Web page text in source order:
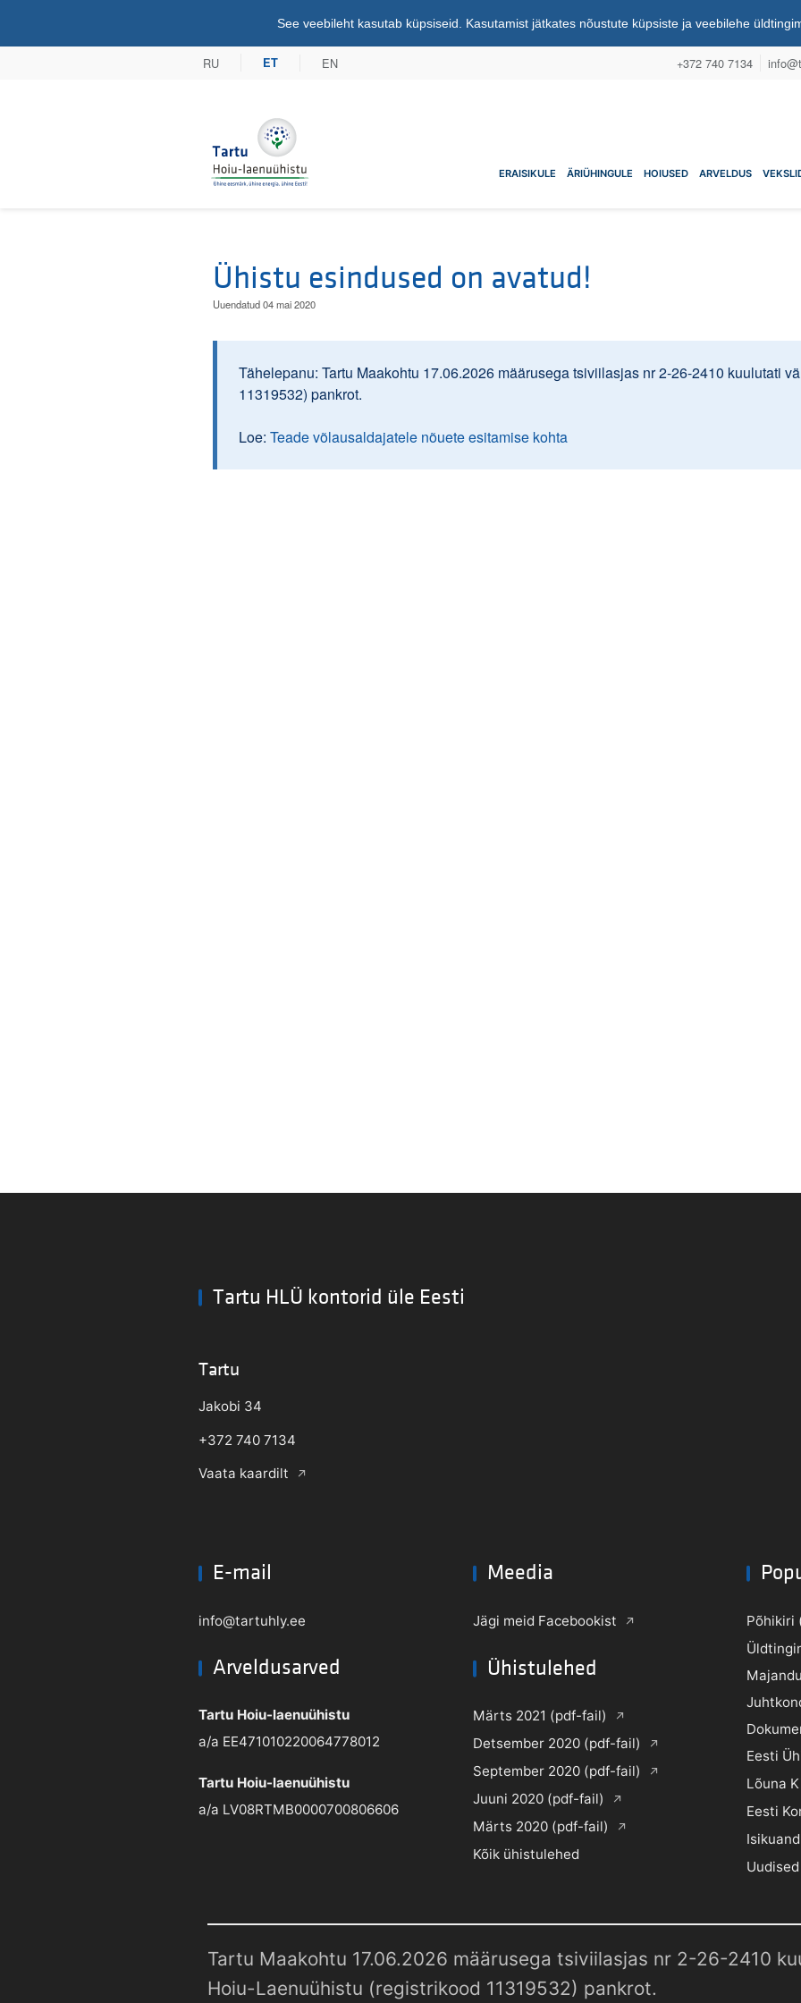
See veebileht kasutab küpsiseid. Kasutamist jätkates nõustute küpsiste ja veebilehe
RU ET EN +372 740 7134
Tartu Hoiu-laenuühistuERAISIKULE ÄRIÜHINGULE HOIUSED ARVELDUS
Ühistu esindused on avatud!
Uuendatud 04 mai 2020
Tähelepanu: Tartu Maakohtu 17.06.2026 määrusega tsiviilasjas nr 2-26-2410 kuulutati
11319532) pankrot.
Loe: Teade võlausaldajatele nõuete esitamise kohta
Tartu HLÜ kontorid üle Eesti
Tartu
Jakobi 34
+372 740 7134
Vaata kaardilt
E-mail
info@tartuhly.ee
Arveldusarved
Tartu Hoiu-laenuühistu
a/a EE471010220064778012
Tartu Hoiu-laenuühistu
a/a LV08RTMB0000700806606
Meedia
Jägi meid Facebookist
Ühistulehed
Märts 2021 (pdf-fail)
Detsember 2020 (pdf-fail)
September 2020 (pdf-fail)
Juuni 2020 (pdf-fail)
Märts 2020 (pdf-fail)
Kõik ühistulehed
Põhikiri
Eesti
Lõuna
Eesti
Uudised
Tartu Maakohtu 17.06.2026 määrusega tsiviilasjas nr 2-26-2410
Hoiu-Laenuühistu (registrikood 11319532) pankrot.